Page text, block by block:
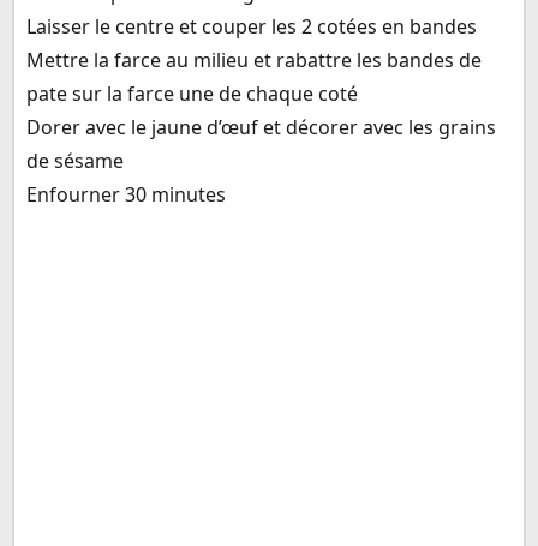
Laisser le centre et couper les 2 cotées en bandes
Mettre la farce au milieu et rabattre les bandes de
pate sur la farce une de chaque coté
Dorer avec le jaune d’œuf et décorer avec les grains
de sésame
Enfourner 30 minutes